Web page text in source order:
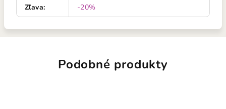
Zľava: -20%
Podobné produkty